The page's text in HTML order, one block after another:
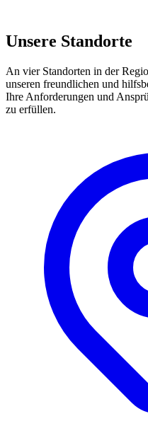
Unsere Standorte
An vier Standorten in der
unseren freundlichen und
Ihre Anforderungen und
zu erfüllen.